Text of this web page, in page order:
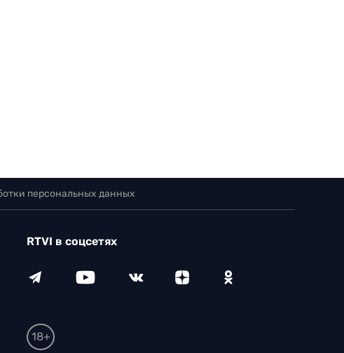
персональных данных
RTVI в соцсетях
18+